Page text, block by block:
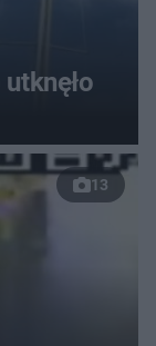
13